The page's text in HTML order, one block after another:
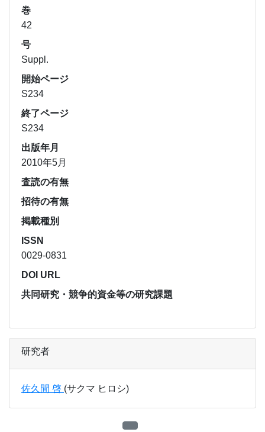
巻
42
号
Suppl.
開始ページ
S234
終了ページ
S234
出版年月
2010年5月
査読の有無
招待の有無
掲載種別
ISSN
0029-0831
DOI URL
共同研究・競争的資金等の研究課題
研究者
佐久間 啓 (サクマ ヒロシ)